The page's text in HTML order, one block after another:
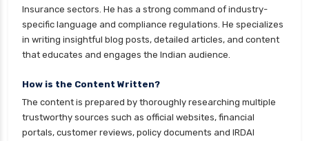
personal loan eligibility kotak
personal loan eligibility shriram
personal loan eligibility tata capital
personal loan eligibility yes bank
personal loan for ca
personal loan for defence personnel
Insurance sectors. He has a strong command of industry-
specific language and compliance regulations. He specializes
in writing insightful blog posts, detailed articles, and content
that educates and engages the Indian audience.
How is the Content Written?
The content is prepared by thoroughly researching multiple
trustworthy sources such as official websites, financial
portals, customer reviews, policy documents and IRDAI